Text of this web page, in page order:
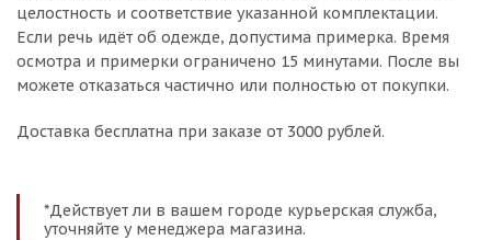
целостность и соответствие указанной комплектации.
Если речь идёт об одежде, допустима примерка. Время
осмотра и примерки ограничено 15 минутами. После вы
можете отказаться частично или полностью от покупки.
Доставка бесплатна при заказе от 3000 рублей.
*Действует ли в вашем городе курьерская служба,
уточняйте у менеджера магазина.